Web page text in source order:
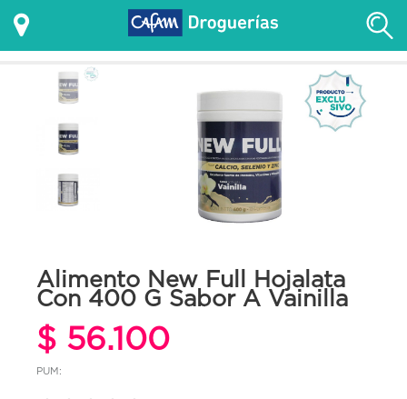
Alimento New Full Hojalata
Con 400 G Sabor A Vainilla
$ 56.100
PUM: